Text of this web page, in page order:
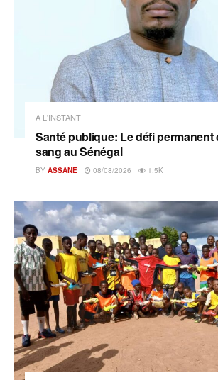
A L'INSTANT
Santé publique: Le défi permanent
sang au Sénégal
BY ASSANE 08/08/2026 1.5K